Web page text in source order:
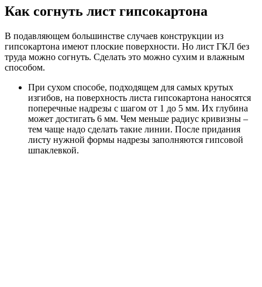
Как согнуть лист гипсокартона
В подавляющем большинстве случаев конструкции из
гипсокартона имеют плоские поверхности. Но лист ГКЛ без
труда можно согнуть. Сделать это можно сухим и влажным
способом.
При сухом способе, подходящем для самых крутых
изгибов, на поверхность листа гипсокартона наносятся
поперечные надрезы с шагом от 1 до 5 мм. Их глубина
может достигать 6 мм. Чем меньше радиус кривизны –
тем чаще надо сделать такие линии. После придания
листу нужной формы надрезы заполняются гипсовой
шпаклевкой.